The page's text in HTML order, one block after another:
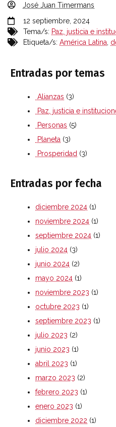
José Juan Timermans
12 septiembre, 2024
Tema/s: Paz, justicia e
Etiqueta/s: América Latina
Entradas por temas
Alianzas (3)
Paz, justicia e
Personas (5)
Planeta (3)
Prosperidad (3)
Entradas por fecha
diciembre 2024 (1)
noviembre 2024 (1)
septiembre 2024 (1)
julio 2024 (3)
junio 2024 (2)
mayo 2024 (1)
noviembre 2023 (1)
octubre 2023 (1)
septiembre 2023 (1)
julio 2023 (2)
junio 2023 (1)
abril 2023 (1)
marzo 2023 (2)
febrero 2023 (1)
enero 2023 (1)
diciembre 2022 (1)